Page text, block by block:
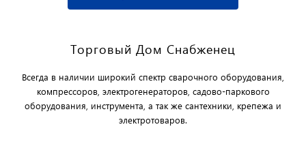
Торговый Дом Снабженец
Всегда в наличии широкий спектр сварочного оборудования,
компрессоров, электрогенераторов, садово-паркового
оборудования, инструмента, а так же сантехники, крепежа и
электротоваров.